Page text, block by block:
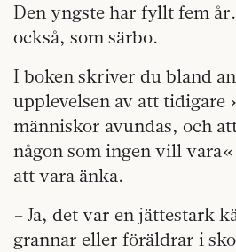
Den yngste har fyllt fem
också, som särbo.
I boken skriver du bland
upplevelsen av att tidigare
människor avundas, och
någon som ingen vill
att vara änka.
– Ja, det var en jättestark
grannar eller föräldrar i